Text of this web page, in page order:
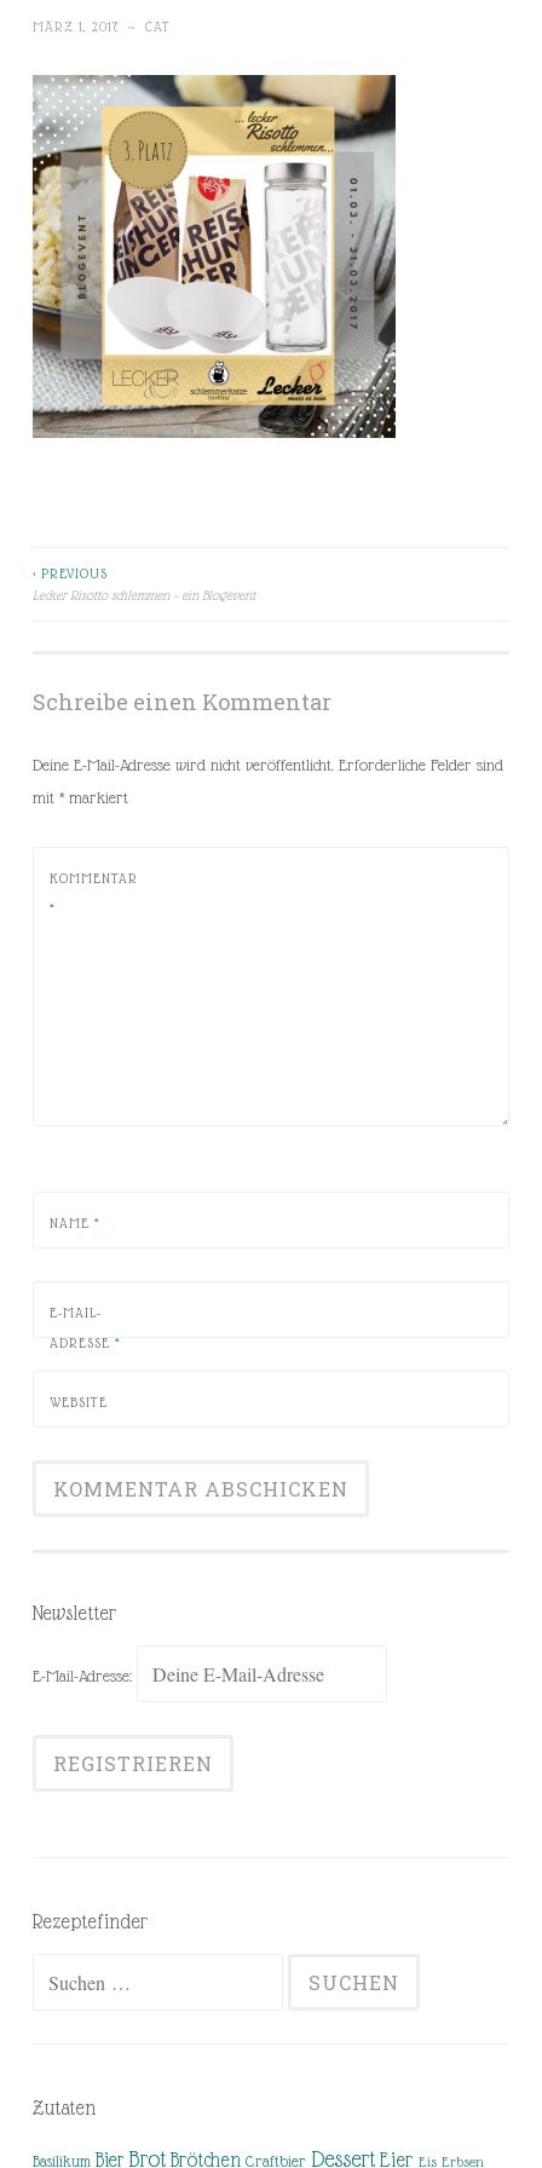
MÄRZ 1, 2017 ~ CAT
Beitragsnavigation
< PREVIOUS
Lecker Risotto schlemmen – ein Blogevent
Schreibe einen Kommentar
Deine E-Mail-Adresse wird nicht veröffentlicht. Erforderliche Felder sind
mit *markiert
KOMMENTAR
*
NAME *
E-MAIL-
ADRESSE *
WEBSITE
Newsletter
E-Mail-Adresse:
Rezeptefinder
Zutaten
Basilikum Bier Brot Brötchen Craftbier Dessert Eier Eis Erbsen